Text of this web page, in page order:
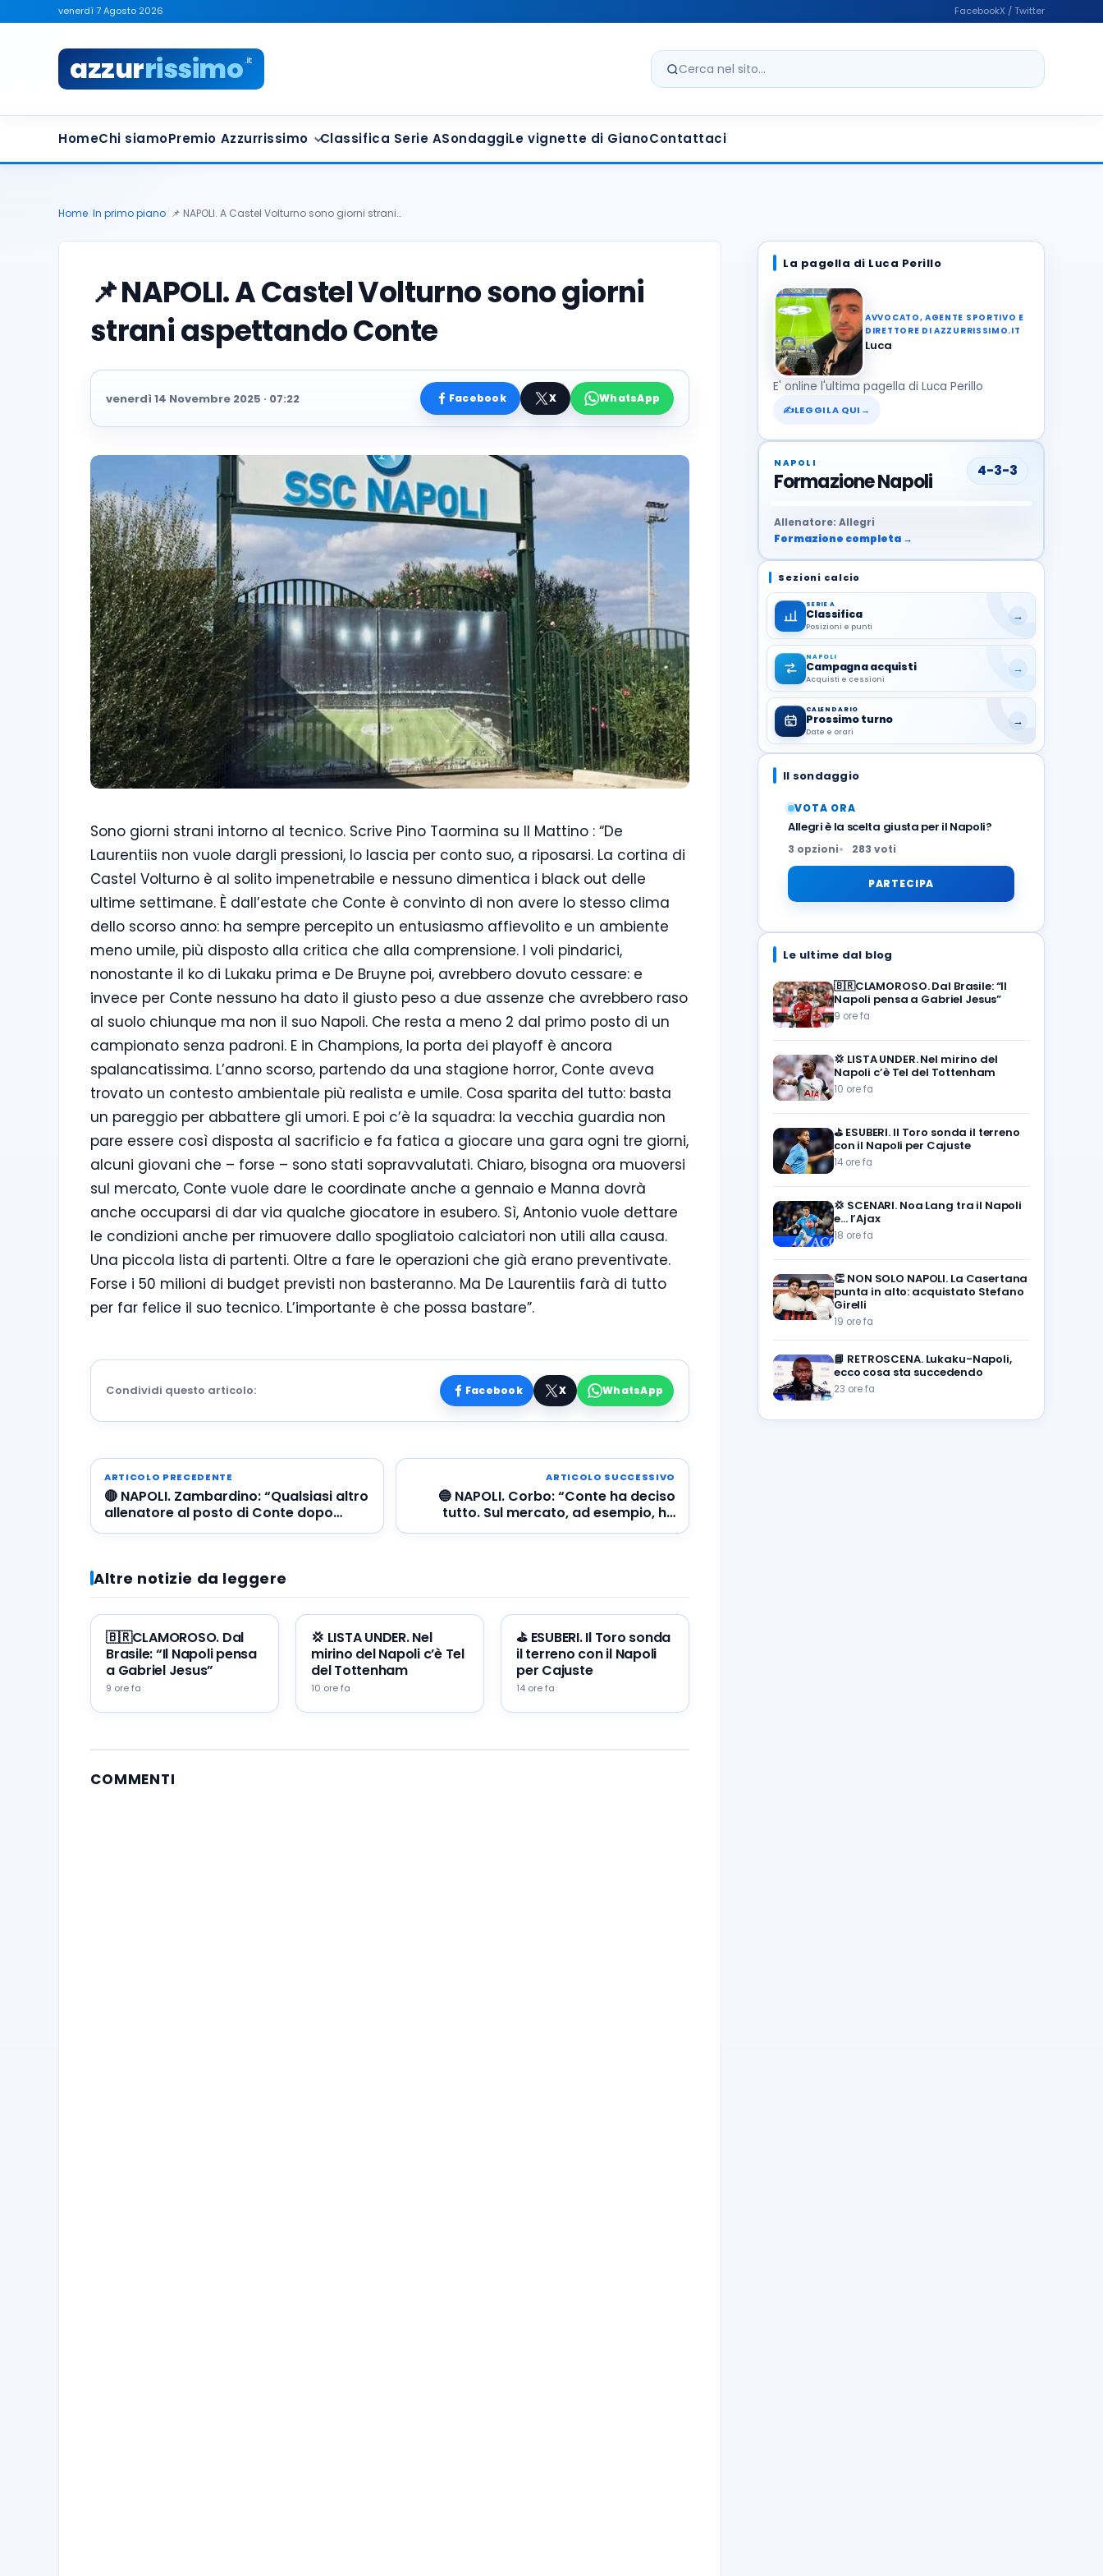
venerdì 7 Agosto 2026 FacebookX / Twitter
azzurrissimo.it
Cerca nel sito
HomeChi siamoPremio Azzurrissimo Classifica Serie ASondaggiLe vignette di GianoContattaci
Home In primo piano 📌 NAPOLI. A Castel Volturno sono giorni strani…
📌NAPOLI. A Castel Volturno sono giorni
strani aspettando Conte
venerdì 14 Novembre 2025 · 07:22 Facebook X WhatsApp
Sono giorni strani intorno al tecnico. Scrive Pino Taormina su Il Mattino : “De
Laurentiis non vuole dargli pressioni, lo lascia per conto suo, a riposarsi. La cortina di
Castel Volturno è al solito impenetrabile e nessuno dimentica i black out delle
ultime settimane. È dall’estate che Conte è convinto di non avere lo stesso clima
dello scorso anno: ha sempre percepito un entusiasmo affievolito e un ambiente
meno umile, più disposto alla critica che alla comprensione. I voli pindarici,
nonostante il ko di Lukaku prima e De Bruyne poi, avrebbero dovuto cessare: e
invece per Conte nessuno ha dato il giusto peso a due assenze che avrebbero raso
al suolo chiunque ma non il suo Napoli. Che resta a meno 2 dal primo posto di un
campionato senza padroni. E in Champions, la porta dei playoff è ancora
spalancatissima. L’anno scorso, partendo da una stagione horror, Conte aveva
trovato un contesto ambientale più realista e umile. Cosa sparita del tutto: basta
un pareggio per abbattere gli umori. E poi c’è la squadra: la vecchia guardia non
pare essere così disposta al sacrificio e fa fatica a giocare una gara ogni tre giorni,
alcuni giovani che – forse – sono stati sopravvalutati. Chiaro, bisogna ora muoversi
sul mercato, Conte vuole dare le coordinate anche a gennaio e Manna dovrà
anche occuparsi di dar via qualche giocatore in esubero. Sì, Antonio vuole dettare
le condizioni anche per rimuovere dallo spogliatoio calciatori non utili alla causa.
Una piccola lista di partenti. Oltre a fare le operazioni che già erano preventivate.
Forse i 50 milioni di budget previsti non basteranno. Ma De Laurentiis farà di tutto
per far felice il suo tecnico. L’importante è che possa bastare”.
Condividi questo articolo: Facebook X WhatsApp
ARTICOLO PRECEDENTE
🔴 NAPOLI. Zambardino: “Qualsiasi altro
allenatore al posto di Conte dopo
quelle parole…”
ARTICOLO SUCCESSIVO
🔵 NAPOLI. Corbo: “Conte ha deciso
tutto. Sul mercato, ad esempio, ha
preferito Lucca a Raspadori e
Altre notizie da leggere
🇧🇷CLAMOROSO. Dal
Brasile: “Il Napoli pensa
a Gabriel Jesus”
9 ore fa
💢 LISTA UNDER. Nel
mirino del Napoli c’è Tel
del Tottenham
10 ore fa
⛳ ESUBERI. Il Toro sonda
il terreno con il Napoli
per Cajuste
14 ore fa
COMMENTI
La pagella di Luca Perillo
AVVOCATO, AGENTE SPORTIVO E
DIRETTORE DI AZZURRISSIMO.IT
Luca
E' online l'ultima pagella di Luca Perillo
✍LEGGILA QUI →
NAPOLI
Formazione Napoli 4-3-3
Allenatore: Allegri
Formazione completa →
Sezioni calcio
SERIE A
Classifica
Posizioni e punti
→
NAPOLI
Campagna acquisti
Acquisti e cessioni
→
CALENDARIO
Prossimo turno
Date e orari
→
Il sondaggio
VOTA ORA
Allegri è la scelta giusta per il Napoli?
3 opzioni 283 voti
PARTECIPA
Le ultime dal blog
🇧🇷CLAMOROSO. Dal Brasile: “Il
Napoli pensa a Gabriel Jesus”
9 ore fa
💢 LISTA UNDER. Nel mirino del
Napoli c’è Tel del Tottenham
10 ore fa
⛳ ESUBERI. Il Toro sonda il terreno
con il Napoli per Cajuste
14 ore fa
💢 SCENARI. Noa Lang tra il Napoli
e… l’Ajax
18 ore fa
👏 NON SOLO NAPOLI. La Casertana
punta in alto: acquistato Stefano
Girelli
19 ore fa
📘 RETROSCENA. Lukaku-Napoli,
ecco cosa sta succedendo
23 ore fa